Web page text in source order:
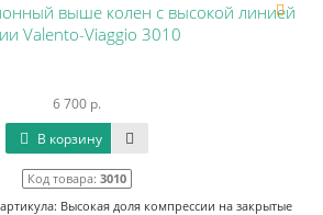
выше колен с высокой линией
Valento-Viaggio 3010
6 700 р.
В корзину
Код товара: 3010
Высокая доля компрессии на закрытые